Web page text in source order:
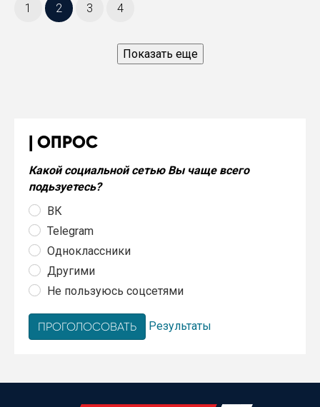
1 2 3 4
Показать еще
ОПРОС
Какой социальной сетью Вы чаще всего
подьзуетесь?
ВК
Telegram
Одноклассники
Другими
Не пользуюсь соцсетями
Результаты